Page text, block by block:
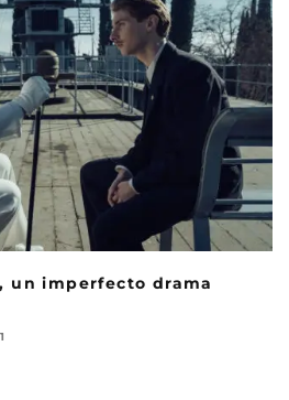
un imperfecto drama